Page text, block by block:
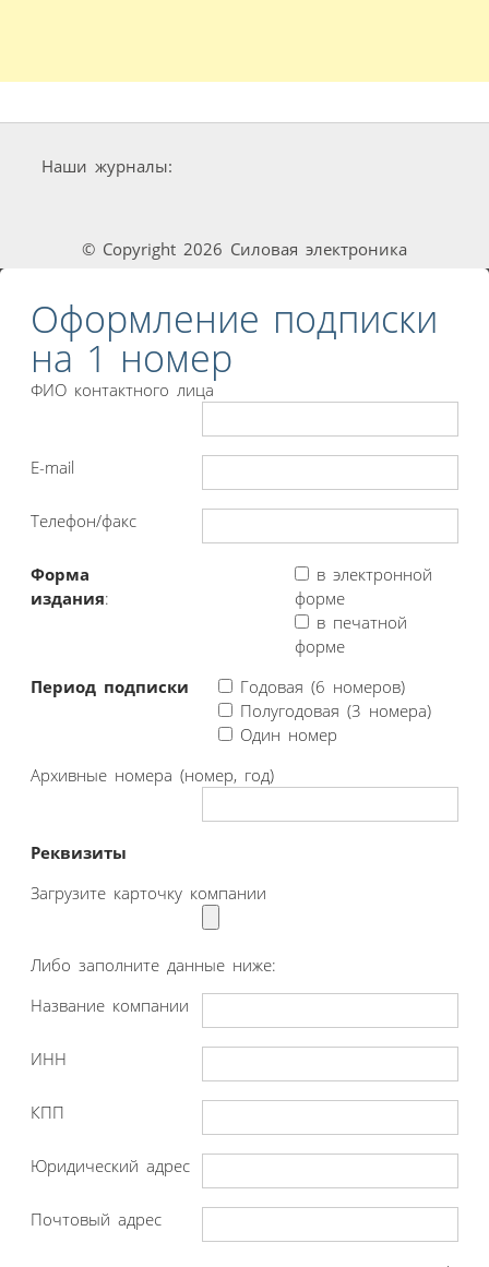
Наши журналы:
© Copyright 2026 Силовая электроника
Оформление подписки
на 1 номер
ФИО контактного лица
E-mail
Телефон/факс
Форма
издания:
в электронной
форме
в печатной
форме
Период подписки
Годовая (6 номеров)
Полугодовая (3 номера)
Один номер
Архивные номера (номер, год)
Реквизиты
Загрузите карточку компании
Либо заполните данные ниже:
Название компании
ИНН
КПП
Юридический адрес
Почтовый адрес